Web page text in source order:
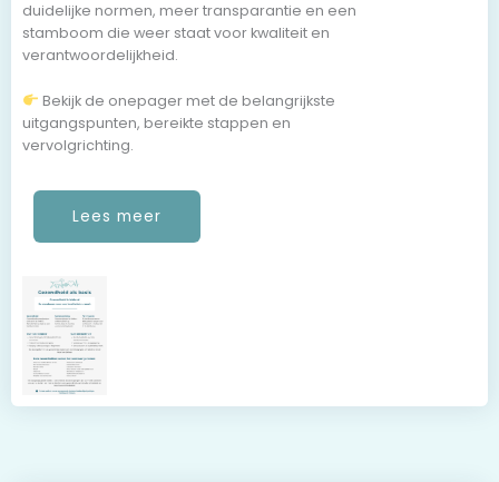
duidelijke normen, meer transparantie en een
stamboom die weer staat voor kwaliteit en
verantwoordelijkheid.
Bekijk de onepager met de belangrijkste
uitgangspunten, bereikte stappen en
vervolgrichting.
Lees meer